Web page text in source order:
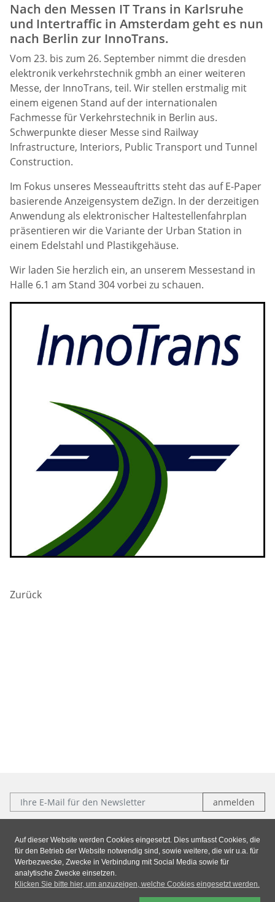
Auf dieser Website werden Cookies eingesetzt. Dies umfasst Cookies, die
für den Betrieb der Website notwendig sind, sowie weitere, die wir u.a. für
Werbezwecke, Zwecke in Verbindung mit Social Media sowie für
analytische Zwecke einsetzen.
Klicken Sie bitte hier, um anzuzeigen, welche Cookies eingesetzt werden.
Nach den Messen IT Trans in Karlsruhe
und Intertraffic in Amsterdam geht es nun
nach Berlin zur InnoTrans.
Vom 23. bis zum 26. September nimmt die dresden
elektronik verkehrstechnik gmbh an einer weiteren
Messe, der InnoTrans, teil. Wir stellen erstmalig mit
einem eigenen Stand auf der internationalen
Fachmesse für Verkehrstechnik in Berlin aus.
Schwerpunkte dieser Messe sind Railway
Infrastructure, Interiors, Public Transport und Tunnel
Construction.
Im Fokus unseres Messeauftritts steht das auf E-Paper
basierende Anzeigensystem deZign. In der derzeitigen
Anwendung als elektronischer Haltestellenfahrplan
präsentieren wir die Variante der Urban Station in
einem Edelstahl und Plastikgehäuse.
Wir laden Sie herzlich ein, an unserem Messestand in
Halle 6.1 am Stand 304 vorbei zu schauen.
Previous
Zurück
E-Mail:
Facebook
Instagram
XingLinkedIn
Impressum | Datenschutz | AGB